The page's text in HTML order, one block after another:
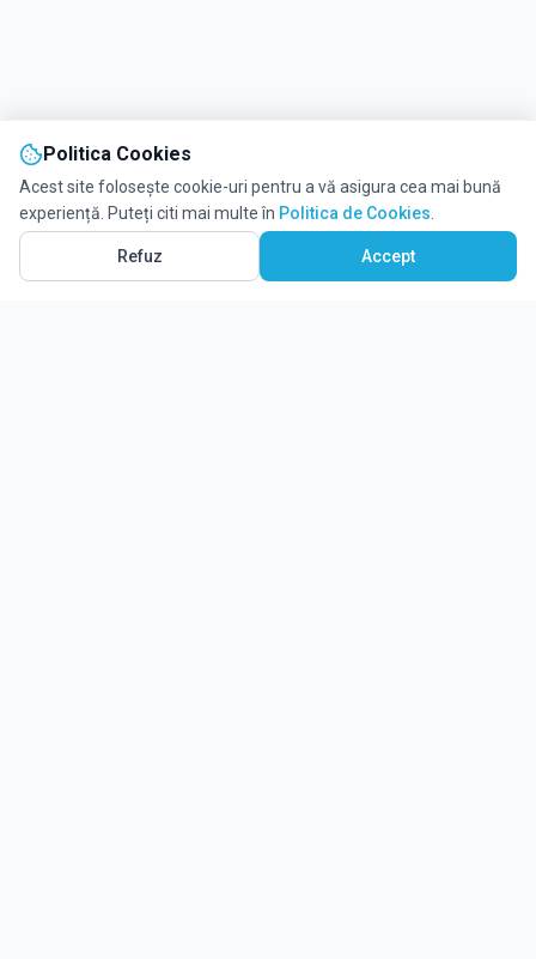
Politica Cookies
Acest site folosește cookie-uri pentru a vă asigura cea mai bună
experiență. Puteți citi mai multe în Politica de Cookies
Refuz Accept